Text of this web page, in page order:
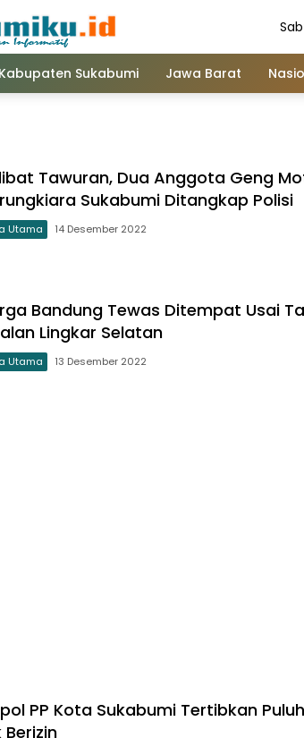
Kabupaten Sukabumi Jawa Barat
Tawuran, Dua Anggota Geng
Sukabumi Ditangkap Polisi
Utama 14 Desember 2022
Bandung Tewas Ditempat Usai
Lingkar Selatan
Utama 13 Desember 2022
PP Kota Sukabumi Tertibkan
Berizin